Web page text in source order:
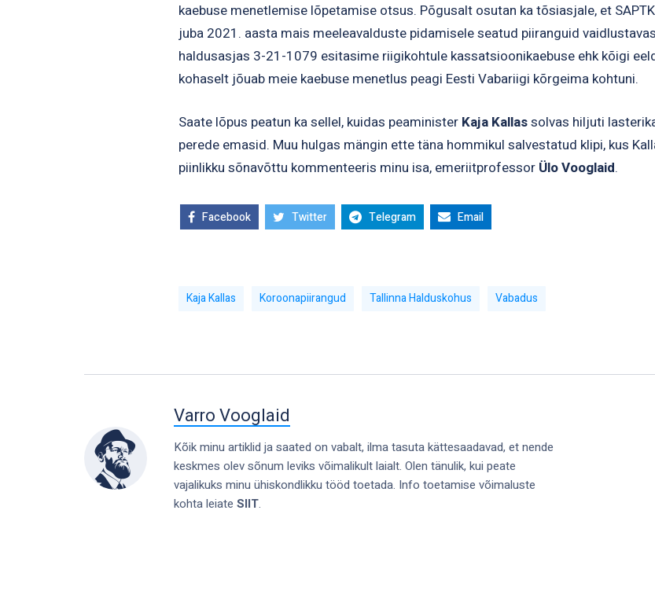
kaebuse menetlemise lõpetamise otsus. Põgusalt osutan ka tõsiasjale, et
juba 2021. aasta mais meeleavalduste pidamisele seatud piiranguid vaidlustavas
haldusasjas 3-21-1079 esitasime riigikohtule kassatsioonikaebuse ehk kõigi
kohaselt jõuab meie kaebuse menetlus peagi Eesti Vabariigi kõrgeima kohtuni.
Saate lõpus peatun ka sellel, kuidas peaminister Kaja Kallassolvas hiljuti
perede emasid. Muu hulgas mängin ette täna hommikul salvestatud klipi, kus
piinlikku sõnavõttu kommenteeris minu isa, emeriitprofessor Ülo Vooglaid.
Facebook Twitter Telegram Email
Kaja Kallas Koroonapiirangud Tallinna Halduskohus Vabadus
Varro Vooglaid
Kõik minu artiklid ja saated on vabalt, ilma tasuta kättesaadavad, et nende
keskmes olev sõnum leviks võimalikult laialt. Olen tänulik, kui peate
vajalikuks minu ühiskondlikku tööd toetada. Info toetamise võimaluste
kohta leiateSIIT.